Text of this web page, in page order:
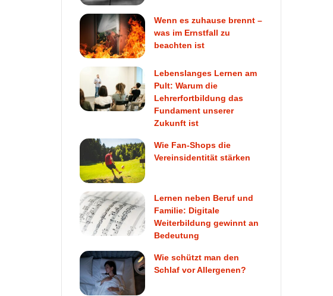
Wenn es zuhause brennt –
was im Ernstfall zu
beachten ist
Lebenslanges Lernen am
Pult: Warum die
Lehrerfortbildung das
Fundament unserer
Zukunft ist
Wie Fan-Shops die
Vereinsidentität stärken
Lernen neben Beruf und
Familie: Digitale
Weiterbildung gewinnt an
Bedeutung
Wie schützt man den
Schlaf vor Allergenen?